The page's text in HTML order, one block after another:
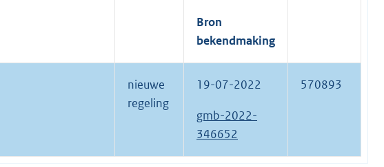
Bron
bekendmaking
nieuwe
regeling
19-07-2022
gmb-2022-
346652
570893